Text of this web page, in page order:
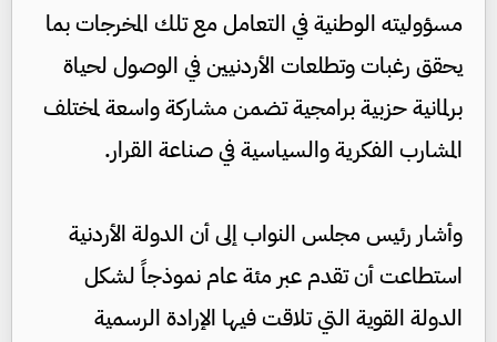
مسؤوليته الوطنية في التعامل مع تلك المخرجات بما
يحقق رغبات وتطلعات الأردنيين في الوصول لحياة
برلمانية حزبية برامجية تضمن مشاركة واسعة لمختلف
المشارب الفكرية والسياسية في صناعة القرار.
وأشار رئيس مجلس النواب إلى أن الدولة الأردنية
استطاعت أن تقدم عبر مئة عام نموذجاً لشكل
الدولة القوية التي تلاقت فيها الإرادة الرسمية